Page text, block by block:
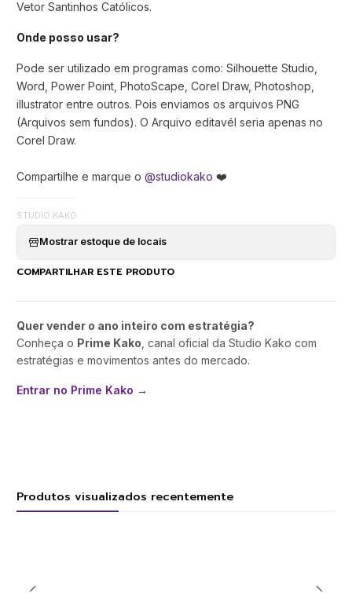
Vetor Santinhos Católicos.
Onde posso usar?
Pode ser utilizado em programas como: Silhouette Studio,
Word, Power Point, PhotoScape, Corel Draw, Photoshop,
illustrator entre outros. Pois enviamos os arquivos PNG
(Arquivos sem fundos). O Arquivo editavél seria apenas no
Corel Draw.
Compartilhe e marque o @studiokako ❤️
STUDIO KAKO
Mostrar estoque de locais
COMPARTILHAR ESTE PRODUTO
Quer vender o ano inteiro com estratégia?
Conheça o Prime Kako , canal oficial da Studio Kako com
estratégias e movimentos antes do mercado.
Entrar no Prime Kako →
Produtos visualizados recentemente